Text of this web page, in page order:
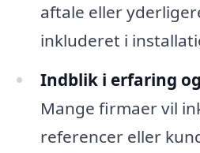
aftale eller
inkluderet i
Indblik i erfaring
Mange firmaer vil
referencer eller